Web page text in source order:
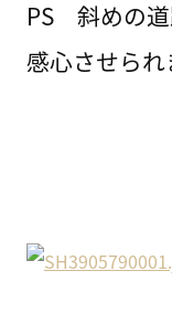
PS 斜めの道
感心させられ